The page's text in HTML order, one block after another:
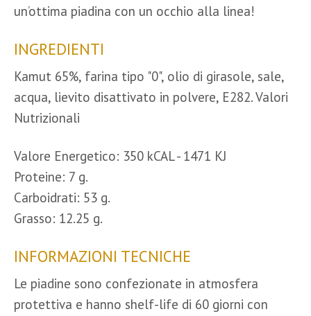
un’ottima piadina con un occhio alla linea!
INGREDIENTI
Kamut 65%, farina tipo "0", olio di girasole, sale,
acqua, lievito disattivato in polvere, E282. Valori
Nutrizionali
Valore Energetico: 350 kCAL - 1471 KJ
Proteine: 7 g.
Carboidrati: 53 g.
Grasso: 12.25 g.
INFORMAZIONI TECNICHE
Le piadine sono confezionate in atmosfera
protettiva e hanno shelf-life di 60 giorni con